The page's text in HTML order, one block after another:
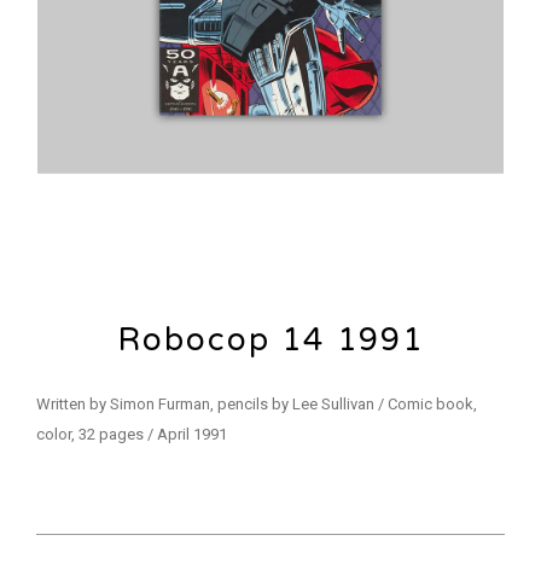
Robocop 14 1991
Written by Simon Furman, pencils by Lee Sullivan / Comic book,
color, 32 pages / April 1991